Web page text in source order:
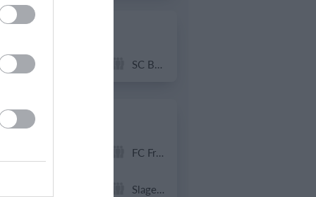
SC Boca Vista
juni
FC Frederikberg
Slagelse B&I